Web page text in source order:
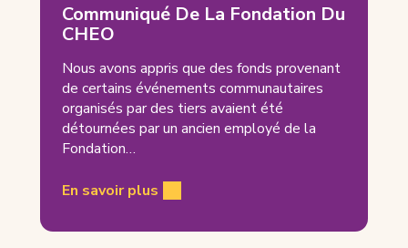
Communiqué De La Fondation Du
CHEO
Nous avons appris que des fonds provenant
de certains événements communautaires
organisés par des tiers avaient été
détournées par un ancien employé de la
Fondation…
En savoir plus